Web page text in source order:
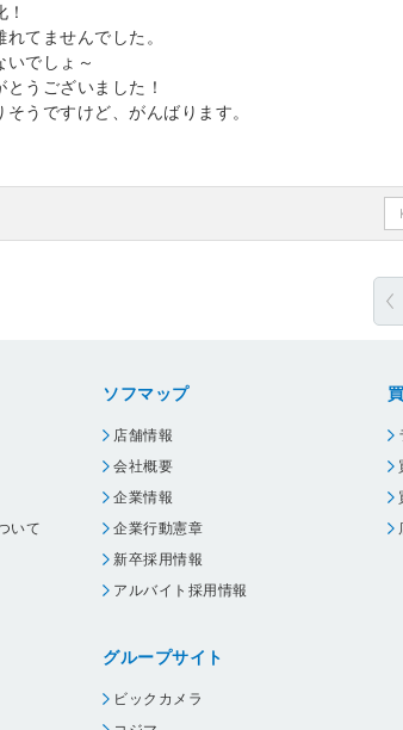
てませんでした。
いでしょ～
うございました！
うですけど、がんばります。
いて
ソフマップ
店舗情報
会社概要
企業情報
企業行動憲章
新卒採用情報
アルバイト採用情報
グループサイト
ビックカメラ